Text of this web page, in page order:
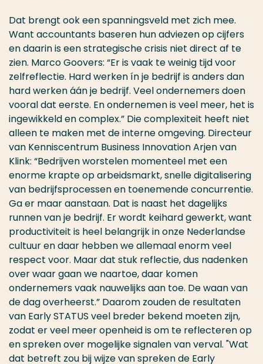
Dat brengt ook een spanningsveld met zich mee.
Want accountants baseren hun adviezen op cijfers
en daarin is een strategische crisis niet direct af te
zien. Marco Goovers: “Er is vaak te weinig tijd voor
zelfreflectie. Hard werken ín je bedrijf is anders dan
hard werken áán je bedrijf. Veel ondernemers doen
vooral dat eerste. En ondernemen is veel meer, het is
ingewikkeld en complex.” Die complexiteit heeft niet
alleen te maken met de interne omgeving. Directeur
van Kenniscentrum Business Innovation Arjen van
Klink: “Bedrijven worstelen momenteel met een
enorme krapte op arbeidsmarkt, snelle digitalisering
van bedrijfsprocessen en toenemende concurrentie.
Ga er maar aanstaan. Dat is naast het dagelijks
runnen van je bedrijf. Er wordt keihard gewerkt, want
productiviteit is heel belangrijk in onze Nederlandse
cultuur en daar hebben we allemaal enorm veel
respect voor. Maar dat stuk reflectie, dus nadenken
over waar gaan we naartoe, daar komen
ondernemers vaak nauwelijks aan toe. De waan van
de dag overheerst.” Daarom zouden de resultaten
van Early STATUS veel breder bekend moeten zijn,
zodat er veel meer openheid is om te reflecteren op
en spreken over mogelijke signalen van verval. "Wat
dat betreft zou bij wijze van spreken de Early